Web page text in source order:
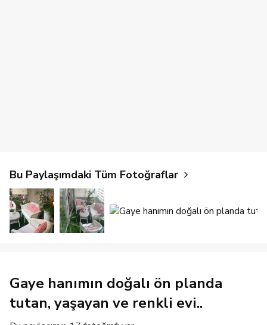
Bu Paylaşımdaki Tüm Fotoğraflar
Gaye hanımın doğalı ön planda
tutan, yaşayan ve renkli evi..